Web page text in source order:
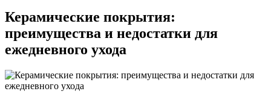
Керамические покрытия:
преимущества и недостатки для
ежедневного ухода